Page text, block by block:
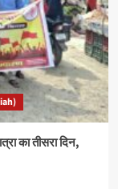
का तीसरा दिन,